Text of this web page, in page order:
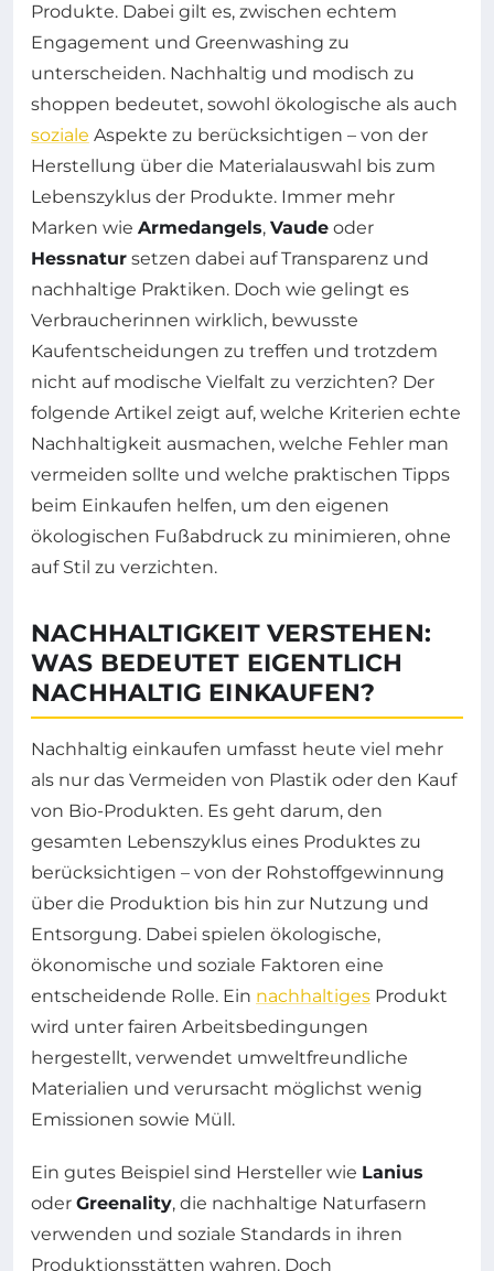
Produkte. Dabei gilt es, zwischen echtem
Engagement und Greenwashing zu
unterscheiden. Nachhaltig und modisch zu
shoppen bedeutet, sowohl ökologische als auch
soziale Aspekte zu berücksichtigen – von der
Herstellung über die Materialauswahl bis zum
Lebenszyklus der Produkte. Immer mehr
Marken wie Armedangels, Vaude oder
Hessnatur setzen dabei auf Transparenz und
nachhaltige Praktiken. Doch wie gelingt es
Verbraucherinnen wirklich, bewusste
Kaufentscheidungen zu treffen und trotzdem
nicht auf modische Vielfalt zu verzichten? Der
folgende Artikel zeigt auf, welche Kriterien echte
Nachhaltigkeit ausmachen, welche Fehler man
vermeiden sollte und welche praktischen Tipps
beim Einkaufen helfen, um den eigenen
ökologischen Fußabdruck zu minimieren, ohne
auf Stil zu verzichten.
NACHHALTIGKEIT VERSTEHEN:
WAS BEDEUTET EIGENTLICH
NACHHALTIG EINKAUFEN?
Nachhaltig einkaufen umfasst heute viel mehr
als nur das Vermeiden von Plastik oder den Kauf
von Bio-Produkten. Es geht darum, den
gesamten Lebenszyklus eines Produktes zu
berücksichtigen – von der Rohstoffgewinnung
über die Produktion bis hin zur Nutzung und
Entsorgung. Dabei spielen ökologische,
ökonomische und soziale Faktoren eine
entscheidende Rolle. Ein nachhaltiges Produkt
wird unter fairen Arbeitsbedingungen
hergestellt, verwendet umweltfreundliche
Materialien und verursacht möglichst wenig
Emissionen sowie Müll.
Ein gutes Beispiel sind Hersteller wie Lanius
oder Greenality, die nachhaltige Naturfasern
verwenden und soziale Standards in ihren
Produktionsstätten wahren. Doch